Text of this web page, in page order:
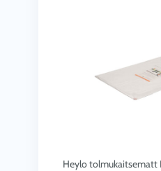
Heylo tolmukaitsematt